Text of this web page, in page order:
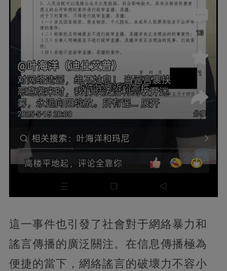
這一事件也引發了社會對于網絡暴力和
謠言傳播的廣泛關注。在信息傳播極為
便捷的當下，網絡謠言的破壞力不容小